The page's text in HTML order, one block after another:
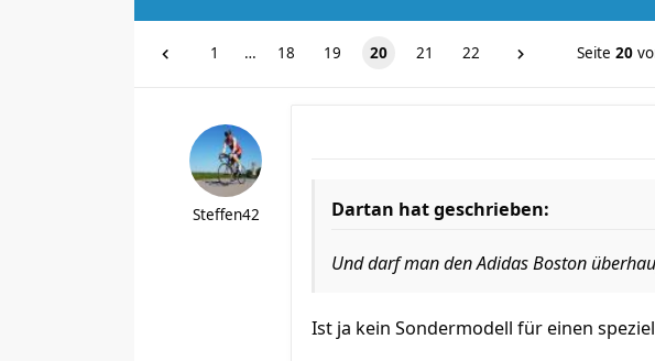
1 … 18 19 20 21 22 Seite 20
Steffen42 Dartan hat geschrieben:
Und darf man den Adidas Boston
Ist ja kein Sondermodell für einen